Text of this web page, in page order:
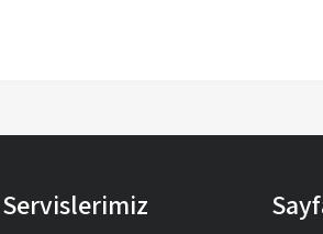
Servislerimiz